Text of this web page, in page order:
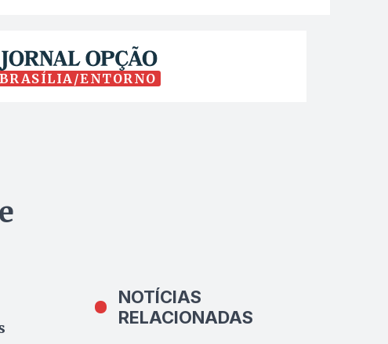
BRASÍLIA/ENTORNO
NOTÍCIAS
RELACIONADAS